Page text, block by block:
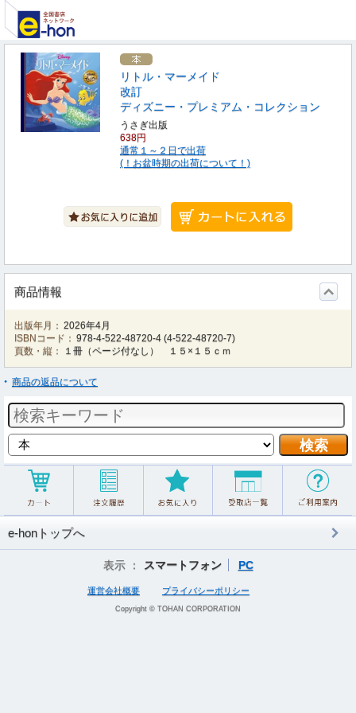
リトル・マーメイド
改訂
ディズニー・プレミアム・コレクション
うさぎ出版
638円
通常１～２日で出荷
(！お盆時期の出荷について！)
商品情報
出版年月： 2026年4月
ISBNコード： 978-4-522-48720-4 (4-522-48720-7)
頁数・縦：
１冊（ページ付なし） １５×１５ｃｍ
商品の返品について
e-honトップへ
表示 ： スマートフォン PC
運営会社概要 プライバシーポリシー
Copyright © TOHAN CORPORATION